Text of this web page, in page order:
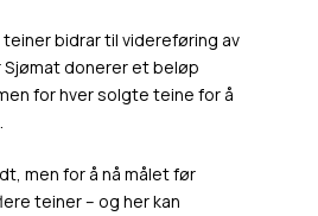
bidrar til videreføring av
donerer et beløp
for hver solgte teine for å
men for å nå målet før
teiner – og her kan